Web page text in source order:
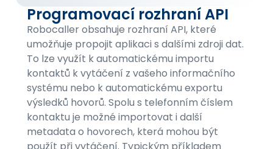
Programovací rozhraní API
Robocaller obsahuje rozhraní API, které
umožňuje propojit aplikaci s dalšími zdroji dat.
To lze využít k automatickému importu
kontaktů k vytáčení z vašeho informačního
systému nebo k automatickému exportu
výsledků hovorů. Spolu s telefonním číslem
kontaktu je možné importovat i další
metadata o hovorech, která mohou být